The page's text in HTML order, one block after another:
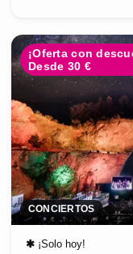
¡Oferta con
Desde 30 €
CONCIERTOS
✱ ¡Solo hoy!